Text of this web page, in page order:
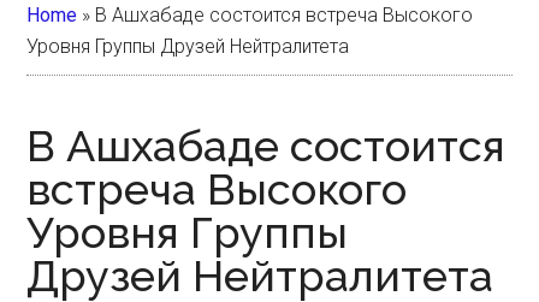
Home » В Ашхабаде состоится встреча Высокого
Уровня Группы Друзей Нейтралитета
В Ашхабаде состоится
встреча Высокого
Уровня Группы
Друзей Нейтралитета